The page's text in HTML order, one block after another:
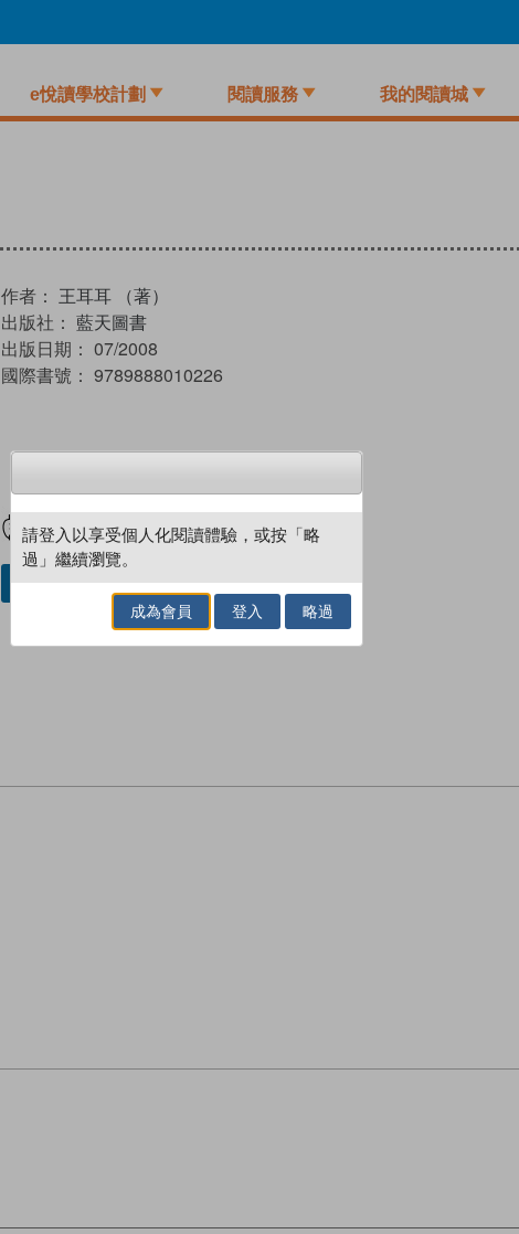
e悅讀學校計劃 閱讀服務 我的閱讀城
作者： 王耳耳 （著）
出版社： 藍天圖書
出版日期： 07/2008
國際書號： 9789888010226
試閲 加入閱讀紀錄
借閱實體書
請登入以享受個人化閱讀體驗，或按「略
過」繼續瀏覽。
成為會員 登入 略過